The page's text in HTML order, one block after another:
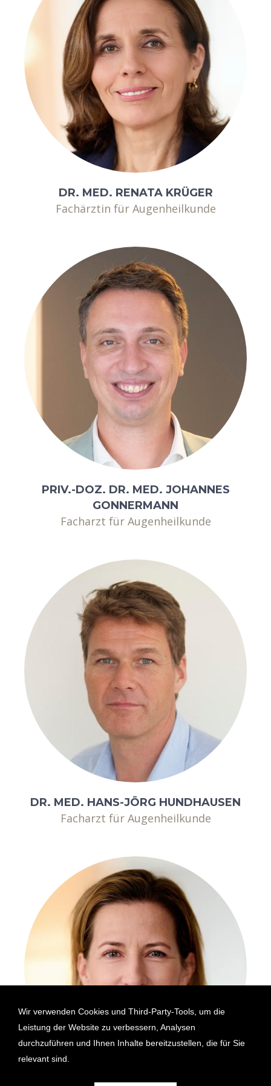
DR. MED. RENATA KRÜGER
Fachärztin für Augenheilkunde
PRIV.-DOZ. DR. MED. JOHANNES
GONNERMANN
Facharzt für Augenheilkunde
DR. MED. HANS-JÖRG HUNDHAUSEN
Facharzt für Augenheilkunde
Wir verwenden Cookies und Third-Party-Tools, um die
Leistung der Website zu verbessern, Analysen
durchzuführen und Ihnen Inhalte bereitzustellen, die für Sie
relevant sind.